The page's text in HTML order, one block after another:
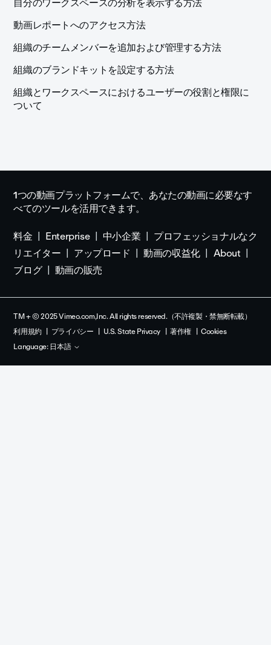
動画レポートへのアクセス方法
組織のチームメンバーを追加および管理する方法
組織のブランドキットを設定する方法
組織とワークスペースにおけるユーザーの役割と権限に
ついて
1つの動画プラットフォームで、あなたの動画に必要なす
べてのツールを活用できます。
料金
Enterprise 中小企業
プロフェッショナルなク
リエイター
アップロード 動画の収益化
About
ブログ
動画の販売
TM + © 2025 Vimeo.com,Inc. All rights reserved.（不許複製・禁無断転載）
利用規約
プライバシー U.S. State Privacy 著作権
Cookies
Language:日本語